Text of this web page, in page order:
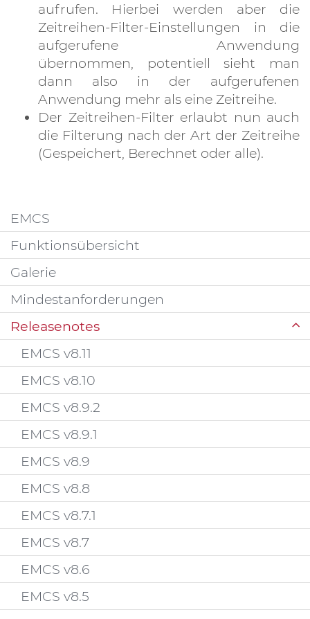
aufrufen. Hierbei werden aber die
Zeitreihen-Filter-Einstellungen in die
aufgerufene Anwendung
übernommen, potentiell sieht man
dann also in der aufgerufenen
Anwendung mehr als eine Zeitreihe.
Der Zeitreihen-Filter erlaubt nun auch
die Filterung nach der Art der Zeitreihe
(Gespeichert, Berechnet oder alle).
EMCS
Funktionsübersicht
Galerie
Mindestanforderungen
Releasenotes
EMCS v8.11
EMCS v8.10
EMCS v8.9.2
EMCS v8.9.1
EMCS v8.9
EMCS v8.8
EMCS v8.7.1
EMCS v8.7
EMCS v8.6
EMCS v8.5